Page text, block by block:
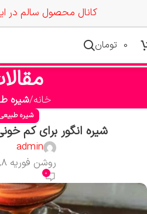
کانال محصول سالم در
0 تومان
خانه شیره
شیره
شیره انگور برای کم خونی و 5
admin
روشن فوریه 8, 2024
0